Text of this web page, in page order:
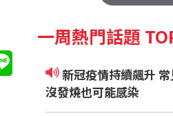
一周熱門話題
新冠疫情持續飆升 常見八大症狀
沒發燒也可能感染